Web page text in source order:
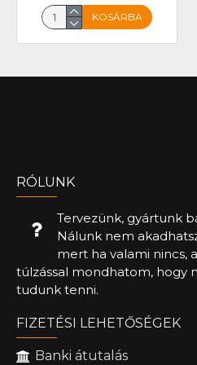
KOSÁRBA
RÓLUNK
Tervezünk, gyártunk
Nálunk nem
mert ha valami nincs,
túlzással mondhatom, hogy
tudunk tenni.
FIZETÉSI LEHETŐSÉGEK
Banki átutalás